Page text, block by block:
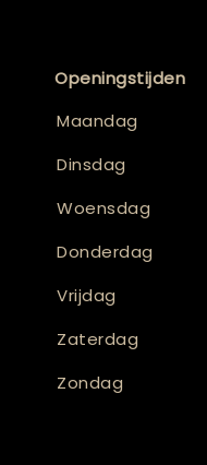
Openingstijden
Maandag
Dinsdag
Woensdag
Donderdag
Vrijdag
Zaterdag
Zondag